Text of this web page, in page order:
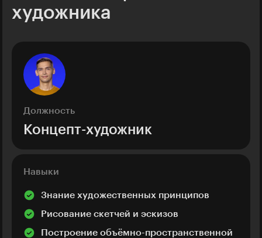
художника
Должность
Концепт-художник
Навыки
Знание художественных принципов
Рисование скетчей и эскизов
Построение объёмно-пространственной